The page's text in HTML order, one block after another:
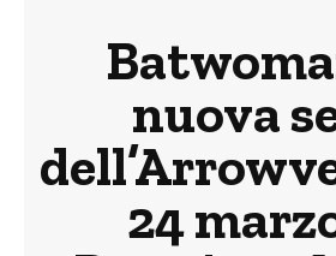
nuova
24